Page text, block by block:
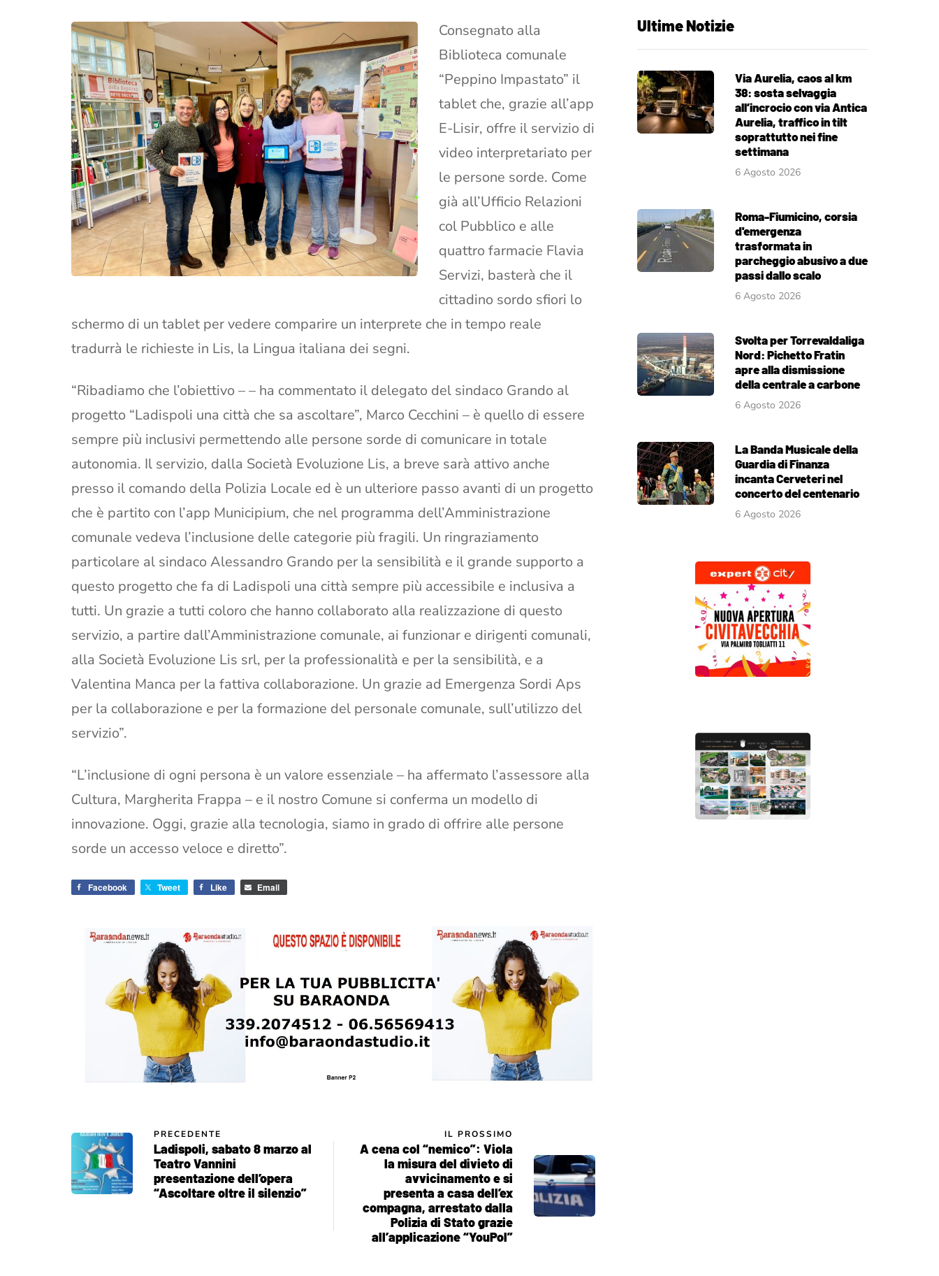
Consegnato alla
Biblioteca comunale
“Peppino Impastato” il
tablet che, grazie all’app
E-Lisir, offre il servizio di
video interpretariato per
le persone sorde. Come
già all’Ufficio Relazioni
col Pubblico e alle
quattro farmacie Flavia
Servizi, basterà che il
cittadino sordo sfiori lo
schermo di un tablet per vedere comparire un interprete che in tempo reale
tradurrà le richieste in Lis, la Lingua italiana dei segni.
“Ribadiamo che l’obiettivo – – ha commentato il delegato del sindaco Grando al
progetto “Ladispoli una città che sa ascoltare”, Marco Cecchini – è quello di essere
sempre più inclusivi permettendo alle persone sorde di comunicare in totale
autonomia. Il servizio, dalla Società Evoluzione Lis, a breve sarà attivo anche
presso il comando della Polizia Locale ed è un ulteriore passo avanti di un progetto
che è partito con l’app Municipium, che nel programma dell’Amministrazione
comunale vedeva l’inclusione delle categorie più fragili. Un ringraziamento
particolare al sindaco Alessandro Grando per la sensibilità e il grande supporto a
questo progetto che fa di Ladispoli una città sempre più accessibile e inclusiva a
tutti. Un grazie a tutti coloro che hanno collaborato alla realizzazione di questo
servizio, a partire dall’Amministrazione comunale, ai funzionar e dirigenti comunali,
alla Società Evoluzione Lis srl, per la professionalità e per la sensibilità, e a
Valentina Manca per la fattiva collaborazione. Un grazie ad Emergenza Sordi Aps
per la collaborazione e per la formazione del personale comunale, sull’utilizzo del
servizio”.
“L’inclusione di ogni persona è un valore essenziale – ha affermato l’assessore alla
Cultura, Margherita Frappa – e il nostro Comune si conferma un modello di
innovazione. Oggi, grazie alla tecnologia, siamo in grado di offrire alle persone
sorde un accesso veloce e diretto”.
Facebook Tweet Like Email
PRECEDENTE
Ladispoli, sabato 8 marzo al
Teatro Vannini
presentazione dell’opera
“Ascoltare oltre il silenzio”
IL PROSSIMO
A cena col “nemico”: Viola
la misura del divieto di
avvicinamento e si
presenta a casa dell’ex
compagna, arrestato dalla
Polizia di Stato grazie
all’applicazione “YouPol”
Ultime Notizie
Via Aurelia, caos al km
38: sosta selvaggia
all’incrocio con via Antica
Aurelia, traffico in tilt
soprattutto nei fine
settimana
6 Agosto 2026
Roma-Fiumicino, corsia
d'emergenza
trasformata in
parcheggio abusivo a due
passi dallo scalo
6 Agosto 2026
Svolta per Torrevaldaliga
Nord: Pichetto Fratin
apre alla dismissione
della centrale a carbone
6 Agosto 2026
La Banda Musicale della
Guardia di Finanza
incanta Cerveteri nel
concerto del centenario
6 Agosto 2026